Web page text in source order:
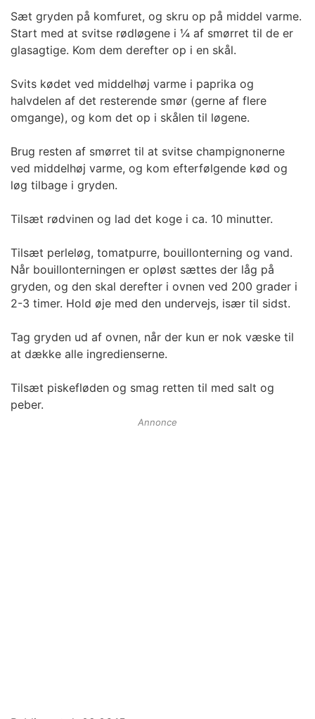
Sæt gryden på komfuret, og skru op på middel varme.
Start med at svitse rødløgene i ¼ af smørret til de er
glasagtige. Kom dem derefter op i en skål.
Svits kødet ved middelhøj varme i paprika og
halvdelen af det resterende smør (gerne af flere
omgange), og kom det op i skålen til løgene.
Brug resten af smørret til at svitse champignonerne
ved middelhøj varme, og kom efterfølgende kød og
løg tilbage i gryden.
Tilsæt rødvinen og lad det koge i ca. 10 minutter.
Tilsæt perleløg, tomatpurre, bouillonterning og vand.
Når bouillonterningen er opløst sættes der låg på
gryden, og den skal derefter i ovnen ved 200 grader i
2-3 timer. Hold øje med den undervejs, især til sidst.
Tag gryden ud af ovnen, når der kun er nok væske til
at dække alle ingredienserne.
Tilsæt piskefløden og smag retten til med salt og
peber.
Annonce